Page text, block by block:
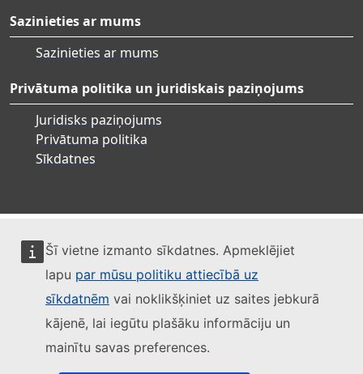
Šī vietne izmanto sīkdatnes. Apmeklējiet
lapu par mūsu politiku attiecībā uz
sīkdatnēm vai noklikšķiniet uz saites jebkurā
kājenē, lai iegūtu plašāku informāciju un
mainītu savas preferences.
Sazinieties ar mums
Sazinieties ar mums
Privātuma politika un juridiskais paziņojums
Juridisks paziņojums
Privātuma politika
Sīkdatnes